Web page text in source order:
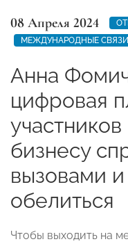
08 Апреля 2024
МЕЖДУНАРОДНЫЕ СВЯЗИ
Анна
цифровая
бизнесу
вызовами
обелиться
Чтобы выходить на